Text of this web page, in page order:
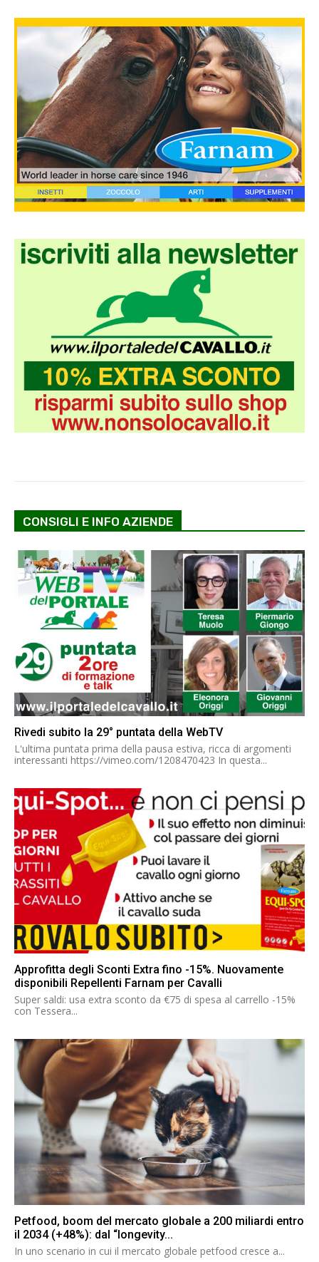
CONSIGLI E INFO AZIENDE
Rivedi subito la 29° puntata della WebTV
L'ultima puntata prima della pausa estiva, ricca di argomenti
interessanti https://vimeo.com/1208470423 In questa...
Approfitta degli Sconti Extra fino -15%. Nuovamente
disponibili Repellenti Farnam per Cavalli
Super saldi: usa extra sconto da €75 di spesa al carrello -15%
con Tessera...
Petfood, boom del mercato globale a 200 miliardi entro
il 2034 (+48%): dal “longevity...
In uno scenario in cui il mercato globale petfood cresce a...